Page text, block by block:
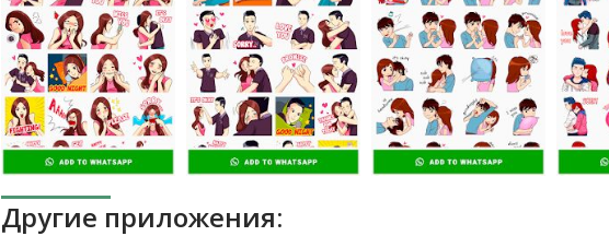
Другие приложения: